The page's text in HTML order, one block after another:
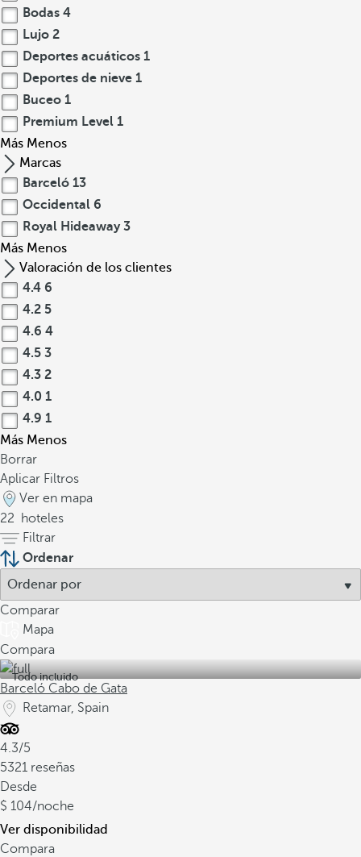
Bodas 4
Lujo 2
Deportes acuáticos 1
Deportes de nieve 1
Buceo 1
Premium Level 1
Más Menos
Marcas
Barceló 13
Occidental 6
Royal Hideaway 3
Más Menos
Valoración de los clientes
4.4 6
4.2 5
4.6 4
4.5 3
4.3 2
4.0 1
4.9 1
Más Menos
Borrar
Aplicar Filtros
Ver en mapa
22
hoteles
Filtrar
Ordenar
Comparar
Mapa
Compara
Todo incluido
Barceló Cabo de Gata
Retamar, Spain
4.3/5
5321 reseñas
Desde
104/noche
Ver disponibilidad
Compara